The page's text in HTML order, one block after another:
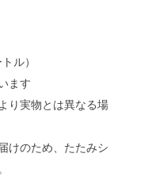
ル）
ます
り実物とは異なる場
けのため、たたみシ